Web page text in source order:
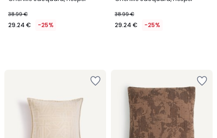
38.99 €
29.24 € -25%
38.99 €
29.24 € -25%